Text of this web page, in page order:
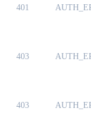
401
403
403